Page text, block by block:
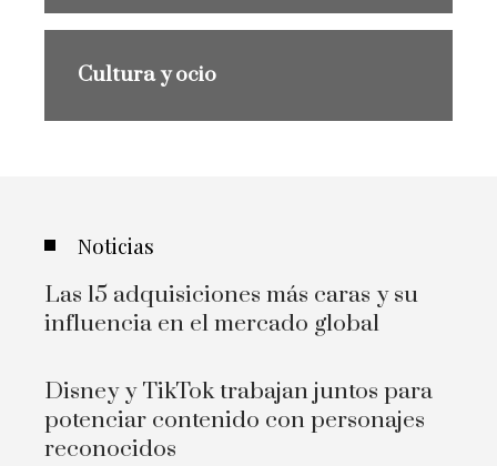
Cultura y ocio
Noticias
Las 15 adquisiciones más caras y su
influencia en el mercado global
Disney y TikTok trabajan juntos para
potenciar contenido con personajes
reconocidos